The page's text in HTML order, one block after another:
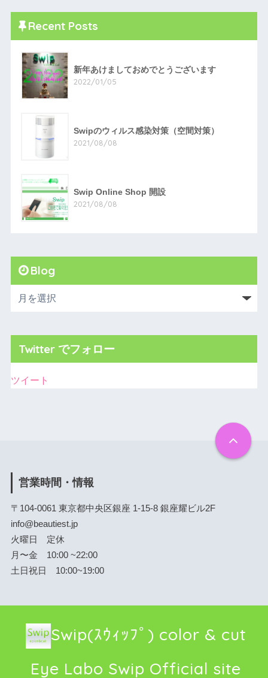
Recent Posts
新年あけましておめでとうございます
2022/01/05
Swipのウィルス感染対策（空間対策）
2021/08/08
Swip Online Shop 開設
2021/08/08
Blog
Twitter でフォロー
ツイート
営業時間・情報
〒104-0061 東京都中央区銀座 1-15-8 銀座耀ビル2F
info@beautiest.jp
火曜日 定休
月〜金 10:00 ~22:00
土日祝日 10:00~19:00
Swip(ｽｳｨｯﾌﾟ) color & cut
Eye Labo Swip Official site